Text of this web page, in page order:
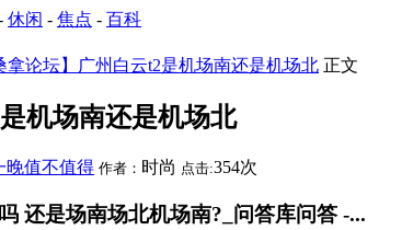
休闲 - 焦点 - 百科
拿论坛】广州白云t2是机场南还是机场北 正文
机场南还是机场北
晚值不值得 作者： 时尚 点击:354次
还是场南场北机场南?_问答库问答 -...